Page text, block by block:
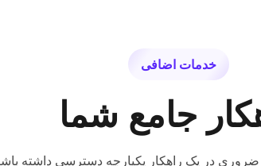
خدمات اضافی
جامع شما
ضروری در یک راهکار یکپارچه دسترسی داشته